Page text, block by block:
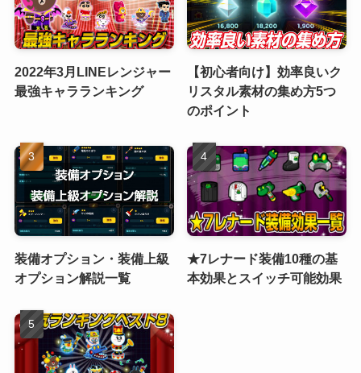
2022年3月LINEレンジャー
最強キャラランキング
【初心者向け】効率良いク
リスタル素材の集め方5つ
のポイント
装備オプション・装備上級
オプション解説一覧
★7レナード装備10種の基
本効果とスイッチ可能効果